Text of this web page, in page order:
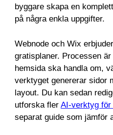
byggare skapa en
på några enkla uppgifter.
Webnode och Wix
gratisplaner. Processen
hemsida ska handla om,
verktyget genererar sidor
layout. Du kan sedan
utforska fler AI-verktyg för
separat guide som jämför